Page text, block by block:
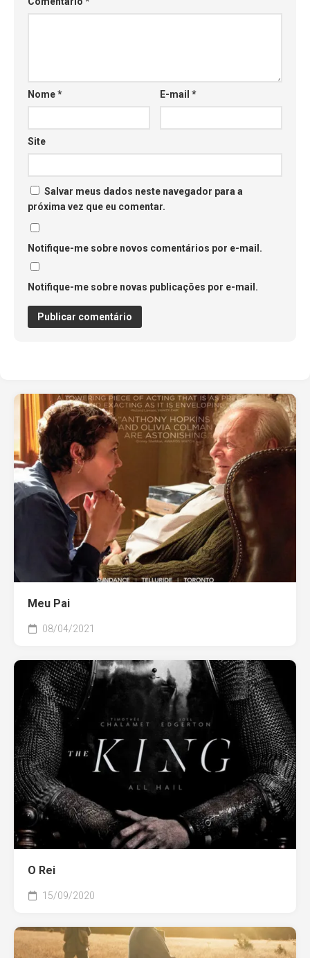
Nome* E-mail*
Site
Salvar meus dados neste navegador para a
próxima vez que eu comentar.
Notifique-me sobre novos comentários por e-mail.
Notifique-me sobre novas publicações por e-mail.
Meu Pai
08/04/2021
O Rei
15/09/2020